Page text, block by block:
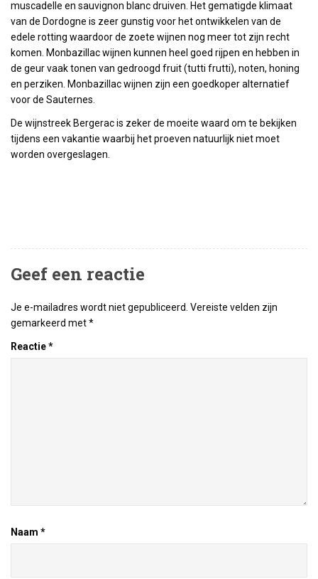
muscadelle en sauvignon blanc druiven. Het gematigde klimaat
van de Dordogne is zeer gunstig voor het ontwikkelen van de
edele rotting waardoor de zoete wijnen nog meer tot zijn recht
komen. Monbazillac wijnen kunnen heel goed rijpen en hebben in
de geur vaak tonen van gedroogd fruit (tutti frutti), noten, honing
en perziken. Monbazillac wijnen zijn een goedkoper alternatief
voor de Sauternes.
De wijnstreek Bergerac is zeker de moeite waard om te bekijken
tijdens een vakantie waarbij het proeven natuurlijk niet moet
worden overgeslagen.
Geef een reactie
Je e-mailadres wordt niet gepubliceerd. Vereiste velden zijn
gemarkeerd met*
Reactie*
Naam *